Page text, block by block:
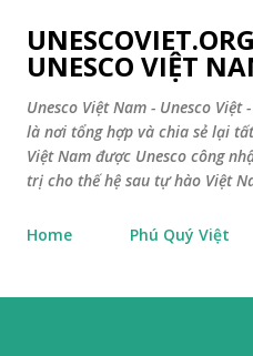
Chuyển đến
UNESCO VIỆT
Unesco Việt Nam - Unesco Việt
là nơi tổng hợp và chia sẻ lại
Việt Nam được Unesco công
trị cho thế hệ sau tự hào Việt
Home Phú Quý Việt